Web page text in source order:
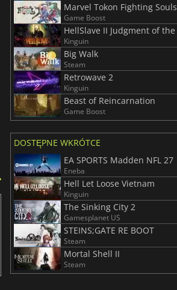
Marvel Tokon Fighting Souls
Game Boost
Kinguin
Big Walk
Steam
Retrowave 2
Kinguin
Beast of Reincarnation
Game Boost
DOSTĘPNE WKRÓTCE
EA SPORTS Madden NFL 27
Eneba
Hell Let Loose Vietnam
Kinguin
The Sinking City 2
Gamesplanet US
STEINS;GATE RE BOOT
Steam
Mortal Shell II
Steam